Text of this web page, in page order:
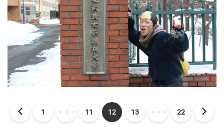
1 ・・・ 11 12 13 ・・・ 22